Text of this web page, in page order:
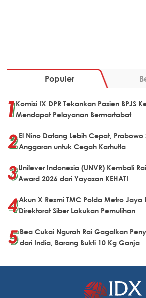
Populer
Komisi IX DPR Tekankan Pasien BPJS
Mendapat Pelayanan Bermartabat
El Nino Datang Lebih Cepat, Prabowo
Anggaran untuk Cegah Karhutla
Unilever Indonesia (UNVR) Kembali
Award 2026 dari Yayasan KEHATI
Akun X Resmi TMC Polda Metro Jaya
Direktorat Siber Lakukan Pemulihan
Bea Cukai Ngurah Rai Gagalkan
dari India, Barang Bukti 10 Kg Ganja